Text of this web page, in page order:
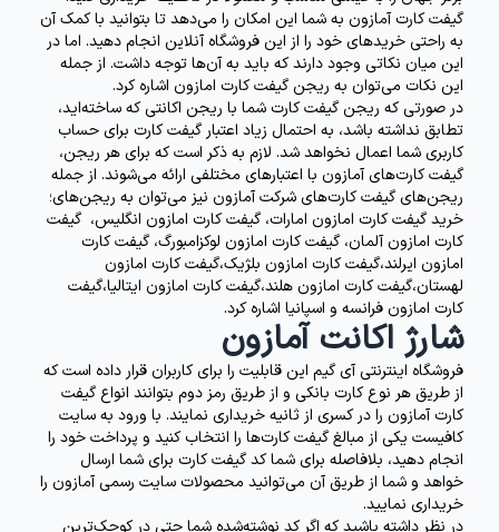
گیفت کارت آمازون به شما این امکان را می‌دهد تا بتوانید با کمک آن
به راحتی خریدهای خود را از این فروشگاه آنلاین انجام دهید. اما در
این میان نکاتی وجود دارند که باید به آن‌ها توجه داشت. از جمله
این نکات می‌توان به ریجن گیفت کارت امازون اشاره کرد.
در صورتی که ریجن گیفت کارت شما با ریجن اکانتی که ساخته‌اید،
تطابق نداشته باشد، به احتمال زیاد اعتبار گیفت کارت برای حساب
کاربری شما اعمال نخواهد شد. لازم به ذکر است که برای هر ریجن،
گیفت کارت‌های آمازون با اعتبارهای مختلفی ارائه می‌شوند. از جمله
ریجن‌های گیفت کارت‌های شرکت آمازون نیز می‌توان به ریجن‌های؛
خرید گیفت کارت امازون امارات، گیفت کارت امازون انگلیس، گیفت
کارت امازون آلمان، گیفت کارت امازون لوکزامبورگ، گیفت کارت
امازون ایرلند،گیفت کارت امازون بلژیک،گیفت کارت امازون
لهستان،گیفت کارت امازون هلند،گیفت کارت امازون ایتالیا،گیفت
کارت امازون فرانسه و اسپانیا اشاره کرد.
شارژ اکانت آمازون
فروشگاه اینترنتی آی گیم این قابلیت را برای کاربران قرار داده است که
از طریق هر نوع کارت بانکی و از طریق رمز دوم بتوانند انواع گیفت
کارت‌ آمازون را در کسری از ثانیه خریداری نمایند. با ورود به سایت
کافیست یکی از مبالغ گیفت کارت‌ها را انتخاب کنید و پرداخت خود را
انجام دهید، بلافاصله برای شماکد گیفت کارت برای شما ارسال
خواهد و شما از طریق آن می‌توانید محصولات سایت رسمی آمازون را
خریداری نمایید.
در نظر داشته باشید که اگر کد نوشته‌شده شما حتی در کوچک‌ترین